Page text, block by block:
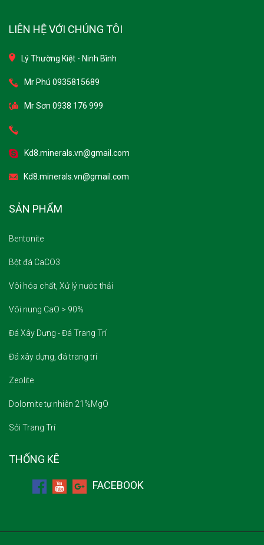
LIÊN HỆ VỚI CHÚNG TÔI
Lý Thường Kiệt - Ninh Bình
Mr Phú 0935815689
Mr Sơn 0938 176 999
Kd8.minerals.vn@gmail.com
Kd8.minerals.vn@gmail.com
SẢN PHẨM
Bentonite
Bột đá CaCO3
Vôi hóa chất, Xử lý nước thải
Vôi nung CaO > 90%
Đá Xây Dựng - Đá Trang Trí
Đá xây dựng, đá trang trí
Zeolite
Dolomite tự nhiên 21%MgO
Sỏi Trang Trí
THỐNG KÊ
FACEBOOK